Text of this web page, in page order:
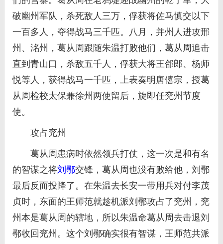
破幽州军队，杀死敌人三万，俘获将佐马慎交以下
一百多人，夺得战马三千匹。八月，并州人进攻邢
州、洺州，葛从周跟随朱温打败他们，葛从周追击
直到青山口，杀敌五千人，俘获大将王郃郎、杨师
悦等人，获得战马一千匹，上表奏明唐僖宗，授葛
从周检校太保兼徐州两使留后，旋即任兖州节度
使。
攻占兖州
葛从周患病时依然领兵打仗，这一次是和有名
的智谋之将刘鄩交锋，葛从周也没有败给他，刘鄩
最后反而投降了。在朱温去长安一带用兵对付李茂
贞时，东面的王师范就趁机派刘鄩攻占了兖州，兖
州本是葛从周的辖地，所以朱温命葛从周去击退刘
鄩收回兖州。这个刘鄩确实很有智谋，王师范共派